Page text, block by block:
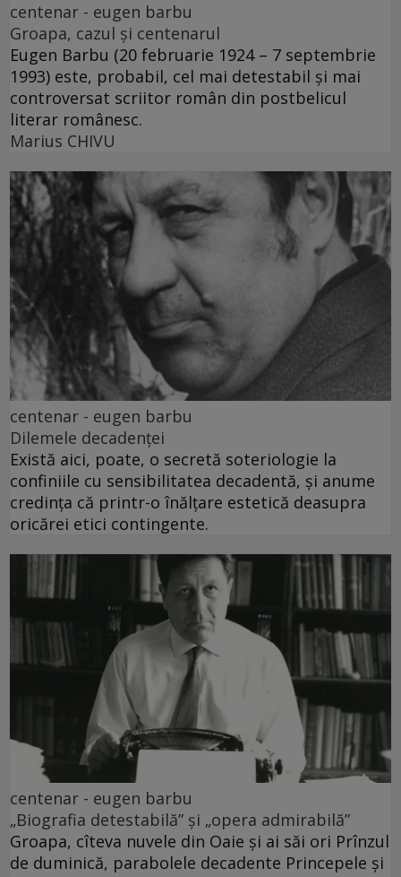
centenar - eugen barbu
Groapa, cazul și centenarul
Eugen Barbu (20 februarie 1924 – 7 septembrie
1993) este, probabil, cel mai detestabil și mai
controversat scriitor român din postbelicul
literar românesc.
Marius CHIVU
centenar - eugen barbu
Dilemele decadenței
Există aici, poate, o secretă soteriologie la
confiniile cu sensibilitatea decadentă, și anume
credința că printr-o înălțare estetică deasupra
oricărei etici contingente.
centenar - eugen barbu
„Biografia detestabilă” și „opera admirabilă”
Groapa, cîteva nuvele din Oaie și ai săi ori Prînzul
de duminică, parabolele decadente Princepele și